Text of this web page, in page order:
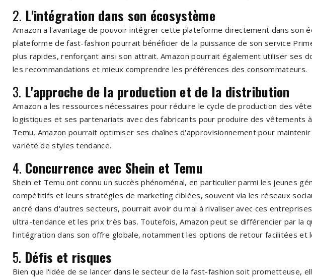
2. L'intégration dans son écosystème
Amazon a l'avantage de pouvoir intégrer cette plateforme directement dans son
plateforme de fast-fashion pourrait bénéficier de la puissance de son service
plus rapides, renforçant ainsi son attrait. Amazon pourrait également utiliser ses
les recommandations et mieux comprendre les préférences des consommateurs.
3. L'approche de la production et de la distribution
Amazon a les ressources nécessaires pour réduire le cycle de production des
logistiques et ses partenariats avec des fabricants pour produire des vêtements
Temu, Amazon pourrait optimiser ses chaînes d'approvisionnement pour
variété de styles tendance.
4. Concurrence avec Shein et Temu
Shein et Temu ont connu un succès phénoménal, en particulier parmi les jeunes
compétitifs et leurs stratégies de marketing ciblées, souvent via les réseaux
ancré dans d'autres secteurs, pourrait avoir du mal à rivaliser avec ces
ultra-tendance et les prix très bas. Toutefois, Amazon peut se différencier par la
l'intégration dans son offre globale, notamment les options de retour facilitées et
5. Défis et risques
Bien que l'idée de se lancer dans le secteur de la fast-fashion soit prometteuse,